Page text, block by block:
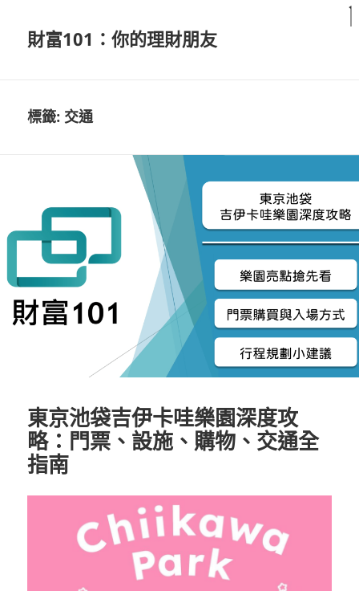
財富101：你的理財朋友
標籤: 交通
東京池袋吉伊卡哇樂園深度攻
略：門票、設施、購物、交通全
指南